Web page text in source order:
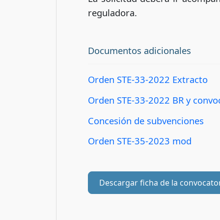
reguladora.
Documentos adicionales
Orden STE-33-2022 Extracto
Orden STE-33-2022 BR y
Concesión de subvenciones
Orden STE-35-2023 mod
Descargar ficha de la